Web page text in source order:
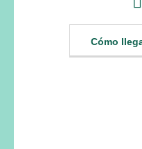
Cómo